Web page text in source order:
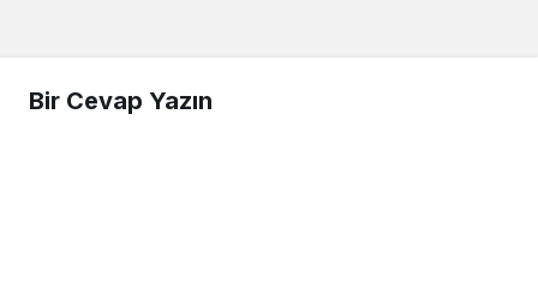
Bir Cevap Yazın